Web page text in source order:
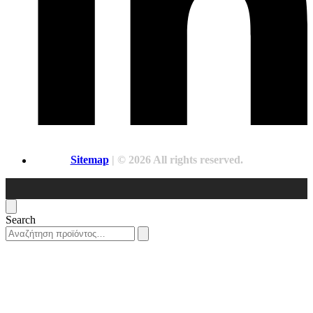
Sitemap| © 2026 All rights reserved.
Search
Search